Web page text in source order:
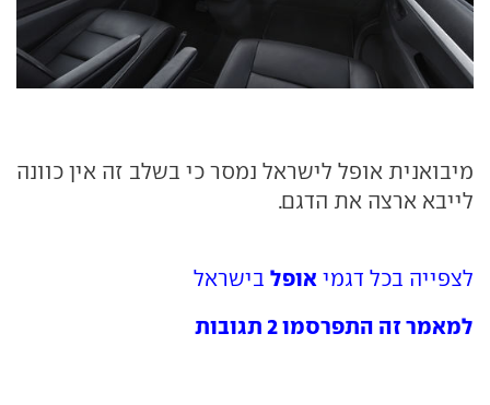
מיבואנית אופל לישראל נמסר כי בשלב זה אין כוונה
לייבא ארצה את הדגם.
לצפייה בכל דגמי אופל בישראל
למאמר זה התפרסמו 2 תגובות